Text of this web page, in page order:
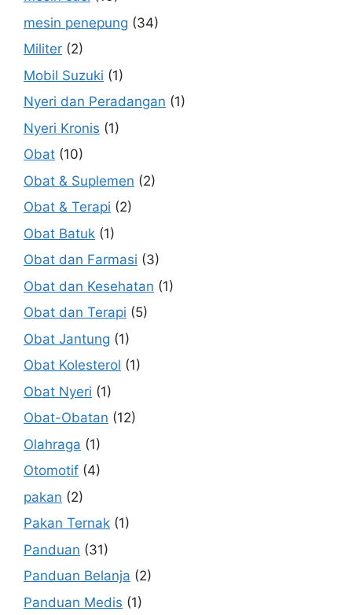
mesin penepung (34)
Militer (2)
Mobil Suzuki (1)
Nyeri dan Peradangan (1)
Nyeri Kronis (1)
Obat (10)
Obat & Suplemen (2)
Obat & Terapi (2)
Obat Batuk (1)
Obat dan Farmasi (3)
Obat dan Kesehatan (1)
Obat dan Terapi (5)
Obat Jantung (1)
Obat Kolesterol (1)
Obat Nyeri (1)
Obat-Obatan (12)
Olahraga (1)
Otomotif (4)
pakan (2)
Pakan Ternak (1)
Panduan (31)
Panduan Belanja (2)
Panduan Medis (1)